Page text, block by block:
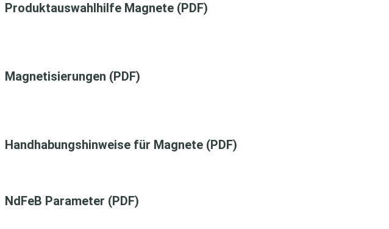
Produktauswahlhilfe Magnete (PDF)
Magnetisierungen (PDF)
Handhabungshinweise für Magnete (PDF)
NdFeB Parameter (PDF)